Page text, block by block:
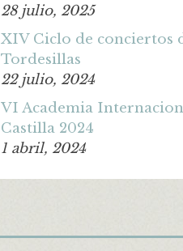
28 julio, 2025
XIV Ciclo de conciertos
Tordesillas
22 julio, 2024
VI Academia
Castilla 2024
1 abril, 2024